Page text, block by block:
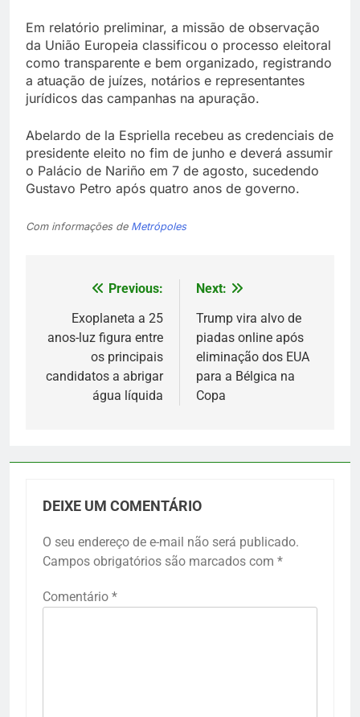
Em relatório preliminar, a missão de observação
da União Europeia classificou o processo eleitoral
como transparente e bem organizado, registrando
a atuação de juízes, notários e representantes
jurídicos das campanhas na apuração.
Abelardo de la Espriella recebeu as credenciais de
presidente eleito no fim de junho e deverá assumir
o Palácio de Nariño em 7 de agosto, sucedendo
Gustavo Petro após quatro anos de governo.
Com informações de Metrópoles
Navegação
Previous:
Exoplaneta a 25
anos-luz figura entre
os principais
candidatos a abrigar
água líquida
Next:
Trump vira alvo de
piadas online após
eliminação dos EUA
para a Bélgica na
Copa
DEIXE UM COMENTÁRIO
O seu endereço de e-mail não será publicado.
Campos obrigatórios são marcados com *
Comentário *